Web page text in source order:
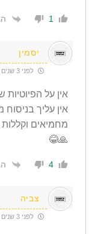
1
יסמין
לפני 3 שנים
אין על
אין עליך
מחמיאים
🙏😂
4
צביה
לפני 3 שנים